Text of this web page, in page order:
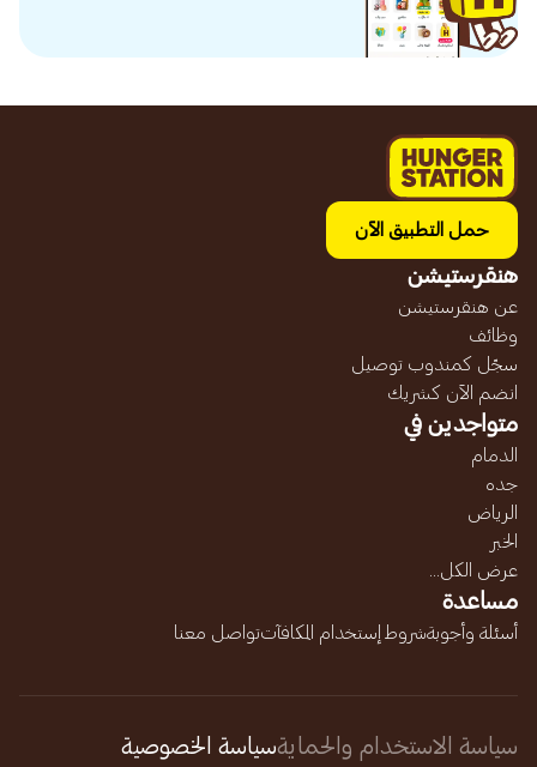
حمل التطبيق الآن
هنقرستيشن
عن هنقرستيشن
وظائف
سجّل كمندوب توصيل
انضم الآن كشريك
متواجدين في
الدمام
جده
الرياض
الخبر
عرض الكل...
مساعدة
أسئلة وأجوبةشروط إستخدام المكافآتتواصل معنا
سياسة الاستخدام والحمايةسياسة الخصوصية